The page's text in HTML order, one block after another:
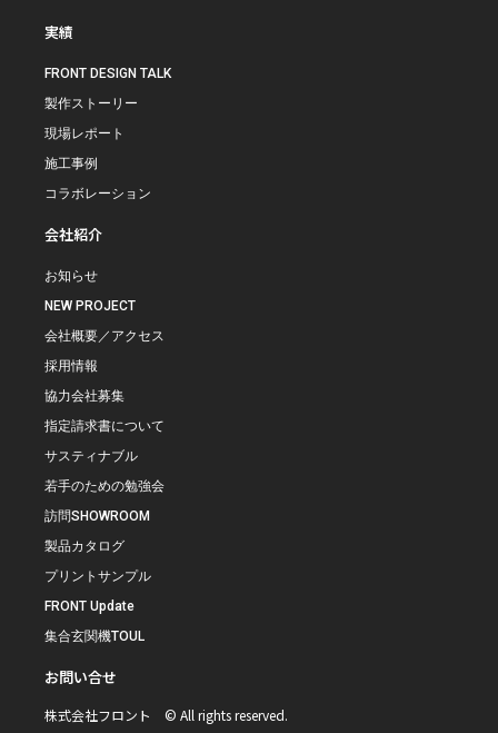
実績
FRONT DESIGN TALK
製作ストーリー
現場レポート
施工事例
コラボレーション
会社紹介
お知らせ
NEW PROJECT
会社概要／アクセス
採用情報
協力会社募集
指定請求書について
サスティナブル
若手のための勉強会
訪問SHOWROOM
製品カタログ
プリントサンプル
FRONT Update
集合玄関機TOUL
お問い合せ
株式会社フロント © All rights reserved.